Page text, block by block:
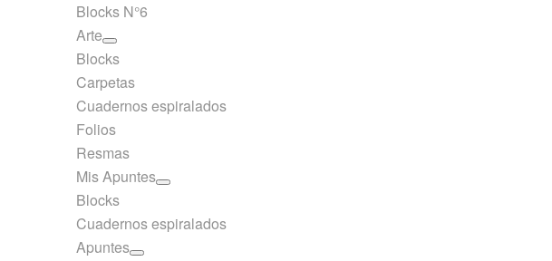
Blocks N°6
Arte
Blocks
Carpetas
Cuadernos espiralados
Folios
Resmas
Mis Apuntes
Blocks
Cuadernos espiralados
Apuntes